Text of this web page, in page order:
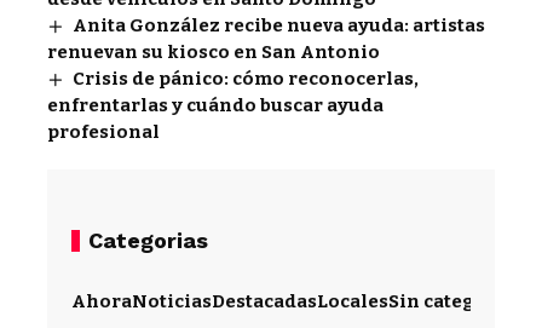
Anita González recibe nueva ayuda: artistas
renuevan su kiosco en San Antonio
Crisis de pánico: cómo reconocerlas,
enfrentarlas y cuándo buscar ayuda
profesional
Categorias
AhoraNoticiasDestacadasLocalesSin categoría